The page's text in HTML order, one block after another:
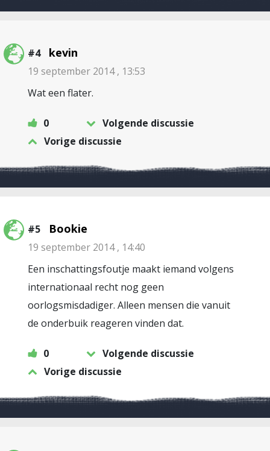
#4 kevin
19 september 2014 , 13:53
Wat een flater.
0
Volgende discussie
Vorige discussie
#5 Bookie
19 september 2014 , 14:40
Een inschattingsfoutje maakt iemand volgens
internationaal recht nog geen
oorlogsmisdadiger. Alleen mensen die vanuit
de onderbuik reageren vinden dat.
0
Volgende discussie
Vorige discussie